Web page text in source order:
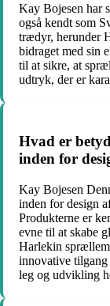
Kay Bojesen har
også kendt som
trædyr, herunder
bidraget med sin
til at sikre, at
udtryk, der er
Hvad er
inden for
Kay Bojesen
inden for design
Produkterne er
evne til at skabe
Harlekin
innovative tilgang
leg og udvikling